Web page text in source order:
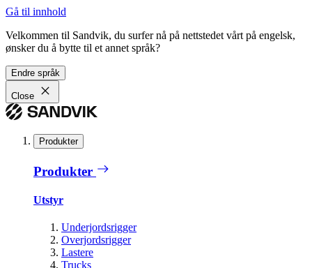
Gå til innhold
Velkommen til Sandvik, du surfer nå på nettstedet vårt på engelsk,
ønsker du å bytte til et annet språk?
Endre språk
Close
Produkter
Produkter
Utstyr
Underjordsrigger
Overjordsrigger
Lastere
Trucks